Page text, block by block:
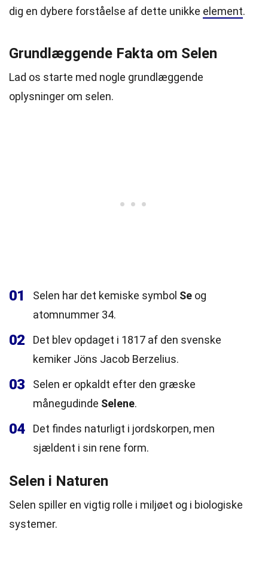
dig en dybere forståelse af dette unikke element.
Grundlæggende Fakta om Selen
Lad os starte med nogle grundlæggende
oplysninger om selen.
01 Selen har det kemiske symbol Se og
atomnummer 34.
02
Det blev opdaget i 1817 af den svenske
kemiker Jöns Jacob Berzelius.
03
Selen er opkaldt efter den græske
månegudinde Selene.
04
Det findes naturligt i jordskorpen, men
sjældent i sin rene form.
Selen i Naturen
Selen spiller en vigtig rolle i miljøet og i biologiske
systemer.